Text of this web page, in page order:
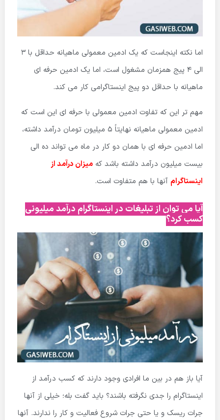
اما نکته اینجاست که یک ادمین معمولی ماهیانه حداقل با 3
الی 4 پیج همزمان مشغول است، اما یک ادمین حرفه ای
ماهیانه با حداقل دو پیج اینستاگرامی کار می کند.
مهم تر این که تفاوت ادمین معمولی با حرفه ای این است که
ادمین معمولی ماهیانه نهایتاً 5 میلیون تومان درآمد داشته،
اما ادمین حرفه ای با همان دو کار در ماه می تواند ده الی
بیست میلیون درآمد داشته باشد که میزان درآمد از
اینستاگرام آنها با هم متفاوت است.
آیا می توان از تبلیغات در اینستاگرام درآمد میلیونی
کسب کرد؟
آیا باز هم در بین ما افرادی وجود دارند که کسب درآمد از
اینستاگرام را جدی نگرفته باشند؟ باید گفت بله؛ خیلی از آنها
جرات ریسک و یا حتی جرات شروع فعالیت و کار را ندارند. آنها